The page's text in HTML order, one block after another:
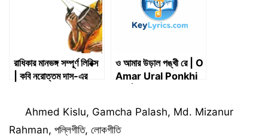
রাধিকার মানভঙ্গ সম্পূর্ণ লিরিক্স
| কবি নরোত্তম দাস-এর
ও আমার উড়াল পঙ্খী রে | O
Amar Ural Ponkhi
Categories
Ahmed Kislu, Gamcha Palash, Md. Mizanur
Rahman, পল্লিগীতি, লোকগীতি